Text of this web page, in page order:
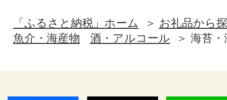
「ふるさと納税」ホーム
お礼品から
魚介・海産物
酒・アルコール 海苔・